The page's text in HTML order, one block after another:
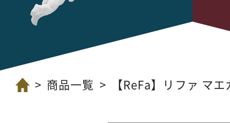
商品一覧 【ReFa】リファ マ